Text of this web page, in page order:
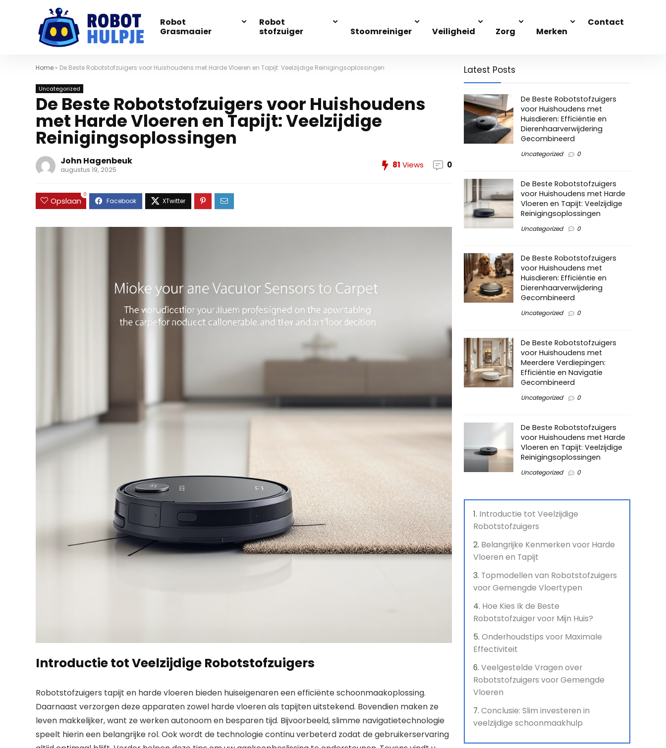
Robot
Grasmaaier
Robot
stofzuiger
Stoomreiniger Veiligheid Zorg Merken
Contact
Home » De Beste Robotstofzuigers voor Huishoudens met Harde Vloeren en Tapijt: Veelzijdige Reinigingsoplossingen
Uncategorized
De Beste Robotstofzuigers voor Huishoudens
met Harde Vloeren en Tapijt: Veelzijdige
Reinigingsoplossingen
John Hagenbeuk
augustus 19, 2025 81 Views 0
Opslaan
0
Introductie tot Veelzijdige Robotstofzuigers
Robotstofzuigers tapijt en harde vloeren bieden huiseigenaren een efficiënte schoonmaakoplossing.
Daarnaast verzorgen deze apparaten zowel harde vloeren als tapijten uitstekend. Bovendien maken ze
leven makkelijker, want ze werken autonoom en besparen tijd. Bijvoorbeeld, slimme navigatietechnologie
speelt hierin een belangrijke rol. Ook wordt de technologie continu verbeterd zodat de gebruikerservaring
Latest Posts
De Beste Robotstofzuigers
voor Huishoudens met
Huisdieren: Efficiëntie en
Dierenhaarverwijdering
Gecombineerd
Uncategorized 0
De Beste Robotstofzuigers
voor Huishoudens met Harde
Vloeren en Tapijt: Veelzijdige
Reinigingsoplossingen
Uncategorized 0
De Beste Robotstofzuigers
voor Huishoudens met
Huisdieren: Efficiëntie en
Dierenhaarverwijdering
Gecombineerd
Uncategorized 0
De Beste Robotstofzuigers
voor Huishoudens met
Meerdere Verdiepingen:
Efficiëntie en Navigatie
Gecombineerd
Uncategorized 0
De Beste Robotstofzuigers
voor Huishoudens met Harde
Vloeren en Tapijt: Veelzijdige
Reinigingsoplossingen
Uncategorized 0
Introductie tot Veelzijdige
Robotstofzuigers
Belangrijke Kenmerken voor Harde
Vloeren en Tapijt
Topmodellen van Robotstofzuigers
voor Gemengde Vloertypen
Hoe Kies Ik de Beste
Robotstofzuiger voor Mijn Huis?
Onderhoudstips voor Maximale
Effectiviteit
Veelgestelde Vragen over
Robotstofzuigers voor Gemengde
Vloeren
Conclusie: Slim investeren in
veelzijdige schoonmaakhulp